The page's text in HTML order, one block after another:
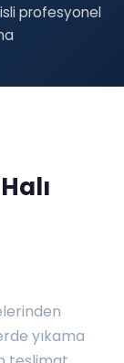
profesyonel
yıkama